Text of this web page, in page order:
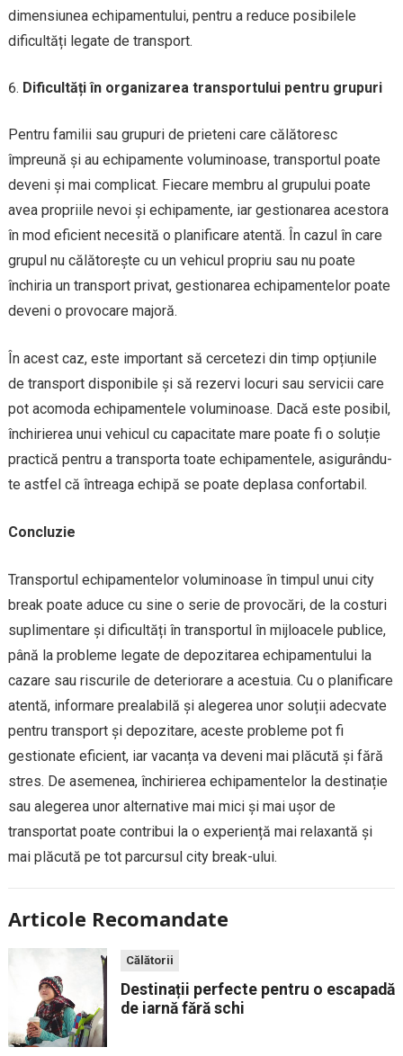
dimensiunea echipamentului, pentru a reduce posibilele
dificultăți legate de transport.
Dificultăți în organizarea transportului pentru grupuri
Pentru familii sau grupuri de prieteni care călătoresc
împreună și au echipamente voluminoase, transportul poate
deveni și mai complicat. Fiecare membru al grupului poate
avea propriile nevoi și echipamente, iar gestionarea acestora
în mod eficient necesită o planificare atentă. În cazul în care
grupul nu călătorește cu un vehicul propriu sau nu poate
închiria un transport privat, gestionarea echipamentelor poate
deveni o provocare majoră.
În acest caz, este important să cercetezi din timp opțiunile
de transport disponibile și să rezervi locuri sau servicii care
pot acomoda echipamentele voluminoase. Dacă este posibil,
închirierea unui vehicul cu capacitate mare poate fi o soluție
practică pentru a transporta toate echipamentele, asigurându-
te astfel că întreaga echipă se poate deplasa confortabil.
Concluzie
Transportul echipamentelor voluminoase în timpul unui city
break poate aduce cu sine o serie de provocări, de la costuri
suplimentare și dificultăți în transportul în mijloacele publice,
până la probleme legate de depozitarea echipamentului la
cazare sau riscurile de deteriorare a acestuia. Cu o planificare
atentă, informare prealabilă și alegerea unor soluții adecvate
pentru transport și depozitare, aceste probleme pot fi
gestionate eficient, iar vacanța va deveni mai plăcută și fără
stres. De asemenea, închirierea echipamentelor la destinație
sau alegerea unor alternative mai mici și mai ușor de
transportat poate contribui la o experiență mai relaxantă și
mai plăcută pe tot parcursul city break-ului.
Articole Recomandate
Călătorii
Destinații perfecte pentru o escapadă
de iarnă fără schi